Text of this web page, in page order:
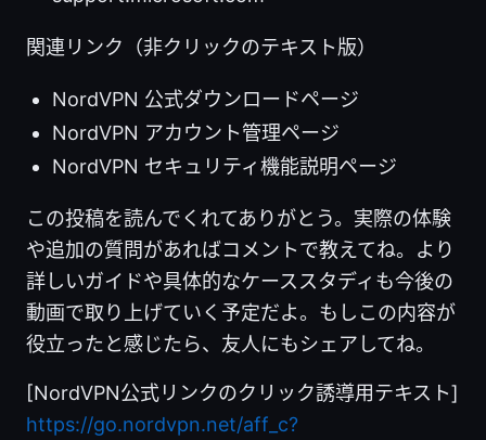
関連リンク（非クリックのテキスト版）
NordVPN 公式ダウンロードページ
NordVPN アカウント管理ページ
NordVPN セキュリティ機能説明ページ
この投稿を読んでくれてありがとう。実際の体験
や追加の質問があればコメントで教えてね。より
詳しいガイドや具体的なケーススタディも今後の
動画で取り上げていく予定だよ。もしこの内容が
役立ったと感じたら、友人にもシェアしてね。
[NordVPN公式リンクのクリック誘導用テキスト]
https://go.nordvpn.net/aff_c?